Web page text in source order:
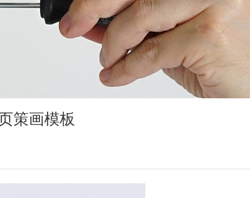
策画模板